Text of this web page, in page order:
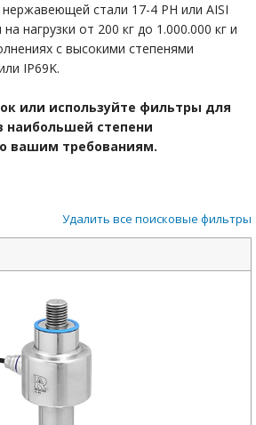
стали 17-4 PH или AISI
нагрузки от 200 кг до 1.000.000 кг и
с высокими степенями
IP69K.
или используйте фильтры для
наибольшей степени
вашим требованиям.
Удалить все поисковые фильтры